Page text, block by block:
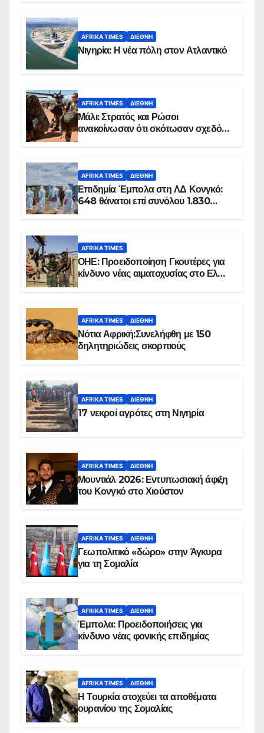
AFRIKA TIMES ΔΙΕΘΝΉ
Νιγηρία: Η νέα πόλη στον Ατλαντικό
AFRIKA TIMES ΔΙΕΘΝΉ
Μάλι: Στρατός και Ρώσοι
ανακοίνωσαν ότι σκότωσαν σχεδόν
AFRIKA TIMES ΔΙΕΘΝΉ
Επιδημία Έμπολα στη ΛΔ Κονγκό:
648 θάνατοι επί συνόλου 1.830
AFRIKA TIMES
ΟΗΕ: Προειδοποίηση Γκουτέρες για
κίνδυνο νέας αιματοχυσίας στο Ελ
AFRIKA TIMES ΔΙΕΘΝΉ
Νότια Αφρική:Συνελήφθη με 150
δηλητηριώδεις σκορπιούς
AFRIKA TIMES ΔΙΕΘΝΉ
17 νεκροί αγρότες στη Νιγηρία
AFRIKA TIMES ΔΙΕΘΝΉ
Μουντιάλ 2026: Εντυπωσιακή άφιξη
του Κονγκό στο Χιούστον
AFRIKA TIMES ΔΙΕΘΝΉ
Γεωπολιτικό «δώρο» στην Άγκυρα
για τη Σομαλία
AFRIKA TIMES ΔΙΕΘΝΉ
Έμπολα: Προειδοποιήσεις για
κίνδυνο νέας φονικής επιδημίας
AFRIKA TIMES ΔΙΕΘΝΉ
Η Τουρκία στοχεύει τα αποθέματα
ουρανίου της Σομαλίας